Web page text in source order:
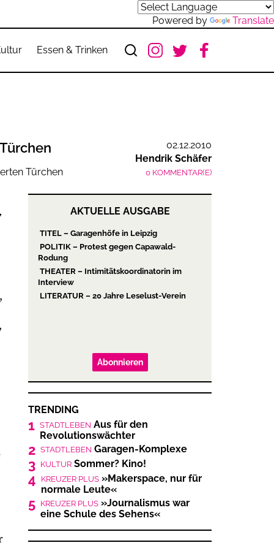
Powered by Translate
Essen & Trinken
02.12.2010
Hendrik Schäfer
0 KOMMENTAR(E)
AKTUELLE AUSGABE
TITEL – Garagenhöfe in Leipzig
POLITIK – Protest gegen Capawald-
Rodung
THEATER – Intimitätskoordinatorin im
Interview
LITERATUR – 20 Jahre Leselust-Verein
Abonnieren
TRENDING
1 STADTLEBEN Aus für den
Revolutionswächter
2 STADTLEBEN Garagen-Komplexe
3 KULTUR Sommer? Kino!
4 KREUZER PLUS »Makerspace, nur für
normale Leute«
5 KREUZER PLUS »Journalismus war
eine Schule des Sehens«